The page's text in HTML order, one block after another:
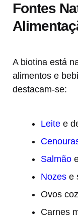
Fontes
A biotina está
alimentos e
destacam-se:
Leite e
Salmão
Nozes e
Ovos
Carnes